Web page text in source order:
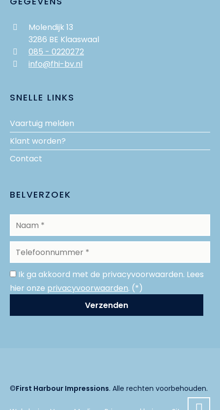
Molendijk 13
3286 BE Klaaswaal
085 - 0220272
info@fhi-bv.nl
SNELLE LINKS
Vaartuig melden
Klant worden?
Contact
BELVERZOEK
Ik ga akkoord met de privacyvoorwaarden. Lees
hier onze privacyvoorwaarden. (*)
©First Harbour Impressions. Alle rechten voorbehouden.